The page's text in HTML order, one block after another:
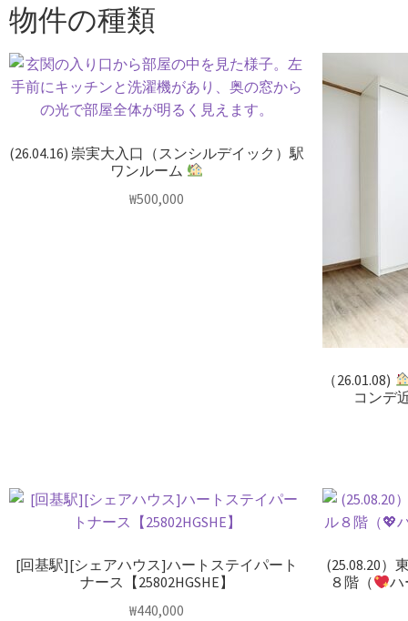
物件の種類
(26.04.16) 崇実大入口（スンシルデイック）駅
ワンルーム
₩500,000
（26.01.08)
コンデ
[回基駅][シェアハウス]ハートステイパート
ナース【25802HGSHE】
₩440,000
(25.08.20）
８階（
ハ